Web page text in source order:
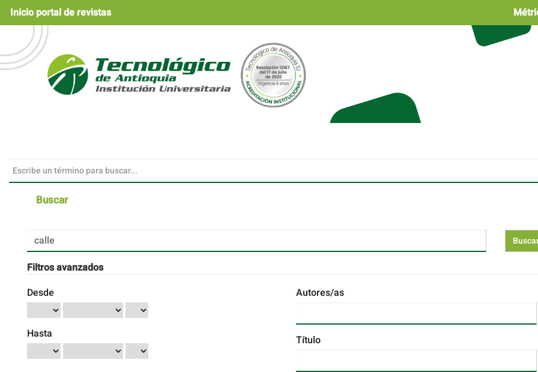
Navegación
principal
Contenido
principal
Barra
lateral
Inicio portal de revistas
Buscar
Buscar
artículos
por
Filtros avanzados
Desde
Hasta
Autores/as
Título